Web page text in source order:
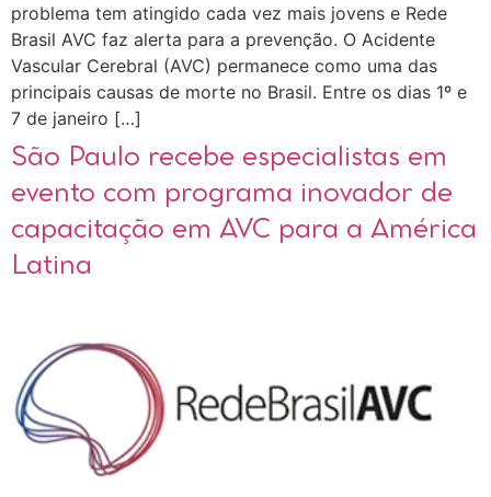
problema tem atingido cada vez mais jovens e Rede
Brasil AVC faz alerta para a prevenção. O Acidente
Vascular Cerebral (AVC) permanece como uma das
principais causas de morte no Brasil. Entre os dias 1º e
7 de janeiro […]
São Paulo recebe especialistas em
evento com programa inovador de
capacitação em AVC para a América
Latina